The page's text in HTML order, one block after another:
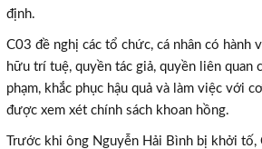
định.
C03 đề nghị các tổ chức, cá nhân có hành
hữu trí tuệ, quyền tác giả, quyền liên quan
phạm, khắc phục hậu quả và làm việc với
được xem xét chính sách khoan hồng.
Trước khi ông Nguyễn Hải Bình bị khởi